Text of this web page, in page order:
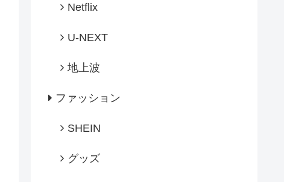
Netflix
U-NEXT
地上波
ファッション
SHEIN
グッズ